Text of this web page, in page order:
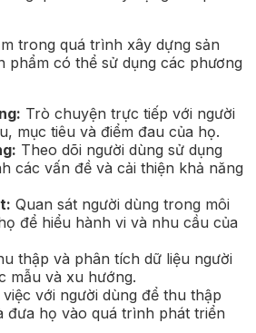
trong quá trình xây dựng sản
phẩm có thể sử dụng các phương
Trò chuyện trực tiếp với người
mục tiêu và điểm đau của họ.
Theo dõi người dùng sử dụng
các vấn đề và cải thiện khả năng
Quan sát người dùng trong môi
để hiểu hành vi và nhu cầu của
thập và phân tích dữ liệu người
mẫu và xu hướng.
việc với người dùng để thu thập
đưa họ vào quá trình phát triển